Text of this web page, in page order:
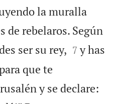
la muralla
de rebelaros. Según
ser su rey, 

7 y has
que te
y se declare: